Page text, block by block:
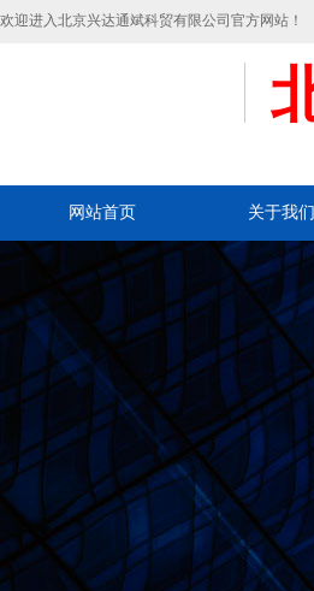
欢迎进入北京兴达通斌科贸有限公司官方网站！
网站首页 关于我们